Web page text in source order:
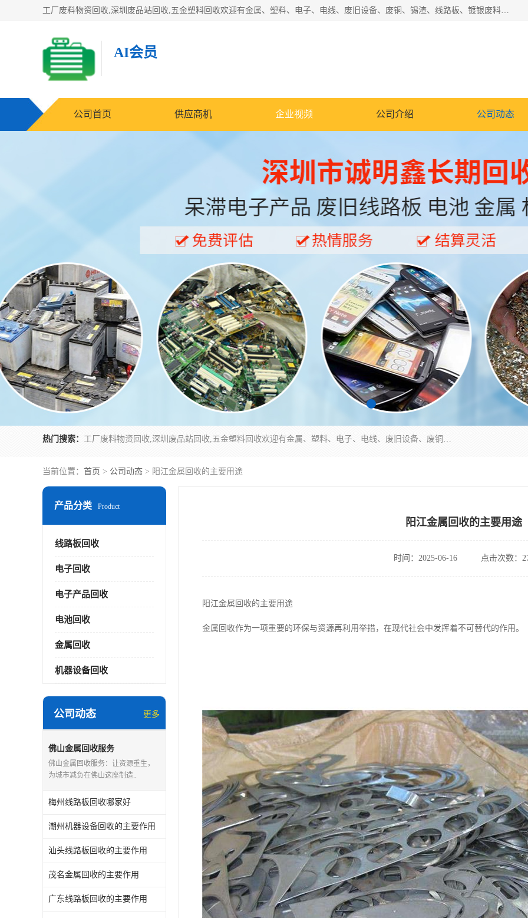
工厂废料物资回收,深圳废品站回收,五金塑料回收欢迎有金属、塑料、电子、电线、废旧设备、废铜、锡渣、线路板、镀银废料、废IC、电子零件、电子脚，等其他废旧物资的单位及个人联系洽谈。对提供息者我们可以提供优厚的业务提成（佣金）。
AI会员
公司首页 供应商机 企业视频 公司介绍 公司动态
热门搜索： 工厂废料物资回收,深圳废品站回收,五金塑料回收欢迎有金属、塑料、电子、电线、废旧设备、废铜、锡渣、线路板、镀银废料、废IC、电子零件、电子脚，等其他废旧物资的单位及个人联系洽谈。对提供息者我们可以提供优厚的业务提成（佣金）。
当前位置： 首页 > 公司动态 > 阳江金属回收的主要用途
产品分类 Product
线路板回收
电子回收
电子产品回收
电池回收
金属回收
机器设备回收
公司动态 更多
佛山金属回收服务
佛山金属回收服务：让资源重生，
为城市减负在佛山这座制造..
梅州线路板回收哪家好
潮州机器设备回收的主要作用
汕头线路板回收的主要作用
茂名金属回收的主要作用
广东线路板回收的主要作用
阳江金属回收的主要用途
时间：2025-06-16 点击次数：
阳江金属回收的主要用途
金属回收作为一项重要的环保与资源再利用举措，在现代社会中发挥着不可替代的作用。